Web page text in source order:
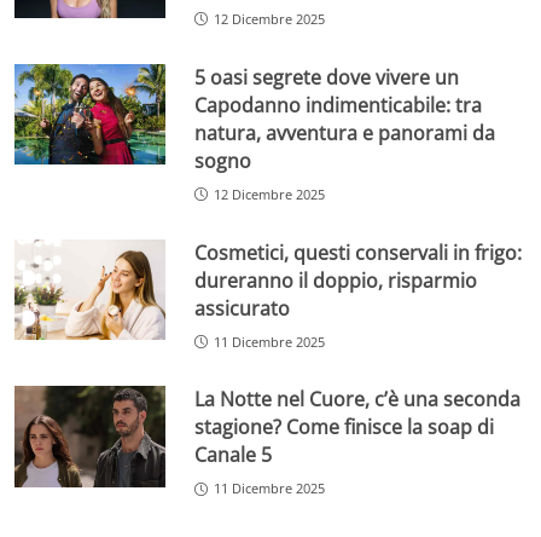
12 Dicembre 2025
5 oasi segrete dove vivere un
Capodanno indimenticabile: tra
natura, avventura e panorami da
sogno
12 Dicembre 2025
Cosmetici, questi conservali in frigo:
dureranno il doppio, risparmio
assicurato
11 Dicembre 2025
La Notte nel Cuore, c’è una seconda
stagione? Come finisce la soap di
Canale 5
11 Dicembre 2025